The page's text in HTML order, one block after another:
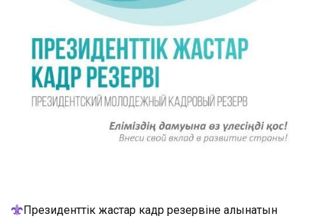
Президенттік жастар кадр резервіне алынатын